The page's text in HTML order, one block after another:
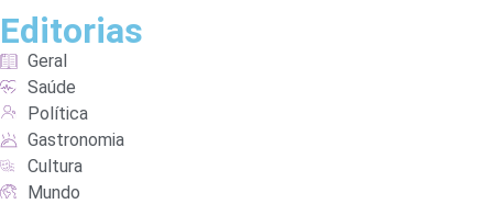
Editorias
Geral
Saúde
Política
Gastronomia
Cultura
Mundo